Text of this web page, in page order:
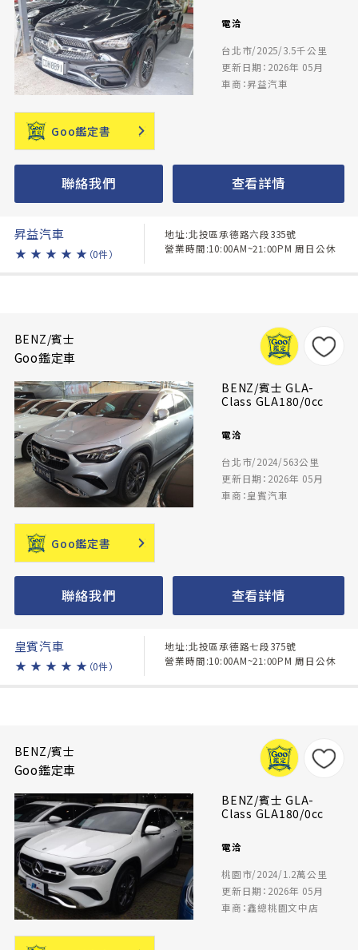
電洽
台北市/2025/3.5千公里
更新日期：2026年 05月
車商：昇益汽車
Goo鑑定書
聯絡我們 查看詳情
昇益汽車
★ ★ ★ ★ ★ （0件）
地址:北投區承德路六段335號
營業時間:10:00AM~21:00PM 周日公休
BENZ/賓士
Goo鑑定車
BENZ/賓士 GLA-
Class GLA180/0cc
電洽
台北市/2024/563公里
更新日期：2026年 05月
車商：皇賓汽車
Goo鑑定書
聯絡我們 查看詳情
皇賓汽車
★ ★ ★ ★ ★ （0件）
地址:北投區承德路七段375號
營業時間:10:00AM~21:00PM 周日公休
BENZ/賓士
Goo鑑定車
BENZ/賓士 GLA-
Class GLA180/0cc
電洽
桃園市/2024/1.2萬公里
更新日期：2026年 05月
車商：鑫總桃園文中店